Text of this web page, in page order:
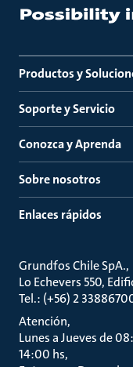
Productos y
Soporte y Servicio
Conozca y Aprenda
Sobre nosotros
Enlaces rápidos
Grundfos Chile SpA.
Lo Echevers 550,
Tel.: (+56) 2
Atención
Lunes a Jueves de
14:00 hs